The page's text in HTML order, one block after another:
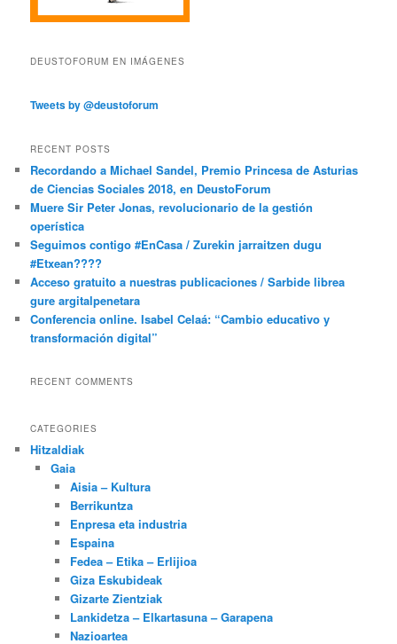
DEUSTOFORUM EN IMÁGENES
Tweets by @deustoforum
RECENT POSTS
Recordando a Michael Sandel, Premio Princesa de Asturias
de Ciencias Sociales 2018, en DeustoForum
Muere Sir Peter Jonas, revolucionario de la gestión
operística
Seguimos contigo #EnCasa / Zurekin jarraitzen dugu
#Etxean????
Acceso gratuito a nuestras publicaciones / Sarbide librea
gure argitalpenetara
Conferencia online. Isabel Celaá: “Cambio educativo y
transformación digital”
RECENT COMMENTS
CATEGORIES
Hitzaldiak
Gaia
Aisia – Kultura
Berrikuntza
Enpresa eta industria
Espaina
Fedea – Etika – Erlijioa
Giza Eskubideak
Gizarte Zientziak
Lankidetza – Elkartasuna – Garapena
Nazioartea